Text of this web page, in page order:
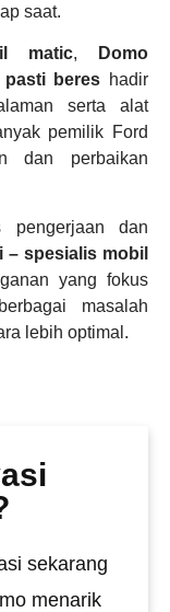
saat.
matic,
Domo
beres hadir
serta alat
pemilik Ford
dan perbaikan
pengerjaan dan
– spesialis mobil
yang fokus
masalah
lebih optimal.
sekarang
menarik